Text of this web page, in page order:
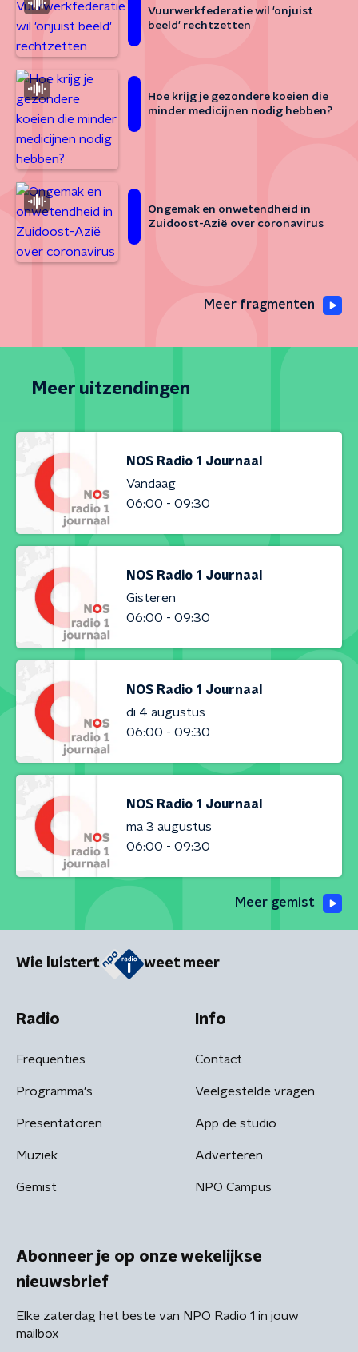
Vuurwerkfederatie wil 'onjuist
beeld' rechtzetten
Hoe krijg je gezondere koeien die
minder medicijnen nodig hebben?
Ongemak en onwetendheid in
Zuidoost-Azië over coronavirus
Meer fragmenten
Meer uitzendingen
NOS Radio 1 Journaal
Vandaag
06:00 - 09:30
NOS Radio 1 Journaal
Gisteren
06:00 - 09:30
NOS Radio 1 Journaal
di 4 augustus
06:00 - 09:30
NOS Radio 1 Journaal
ma 3 augustus
06:00 - 09:30
Meer gemist
Wie luistert weet meer
Radio
Frequenties
Programma's
Presentatoren
Muziek
Gemist
Info
Contact
Veelgestelde vragen
App de studio
Adverteren
NPO Campus
Abonneer je op onze wekelijkse
nieuwsbrief
Elke zaterdag het beste van NPO Radio 1 in jouw
mailbox